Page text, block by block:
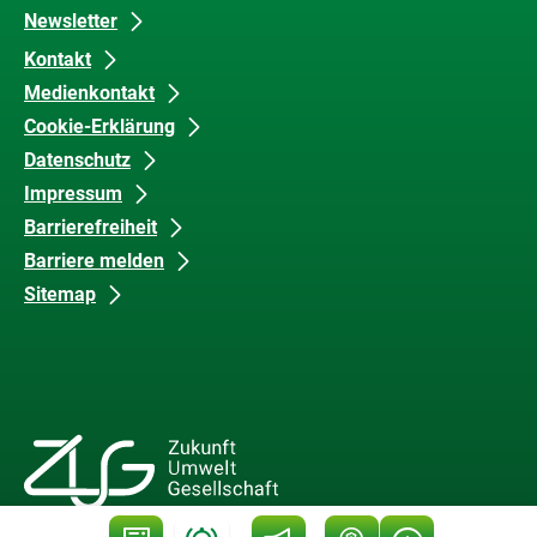
Newsletter
Kontakt
Medienkontakt
Cookie-Erklärung
Datenschutz
Impressum
Barrierefreiheit
Barriere melden
Sitemap